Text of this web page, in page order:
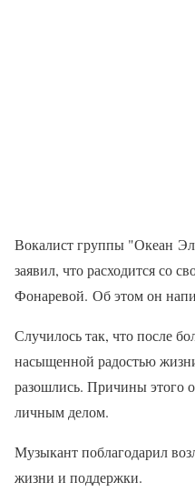
Вокалист группы "Океан
заявил, что расходится со
Фонаревой. Об этом он
Случилось так, что после
насыщенной радостью
разошлись. Причины этого
личным делом.
Музыкант поблагодарил
жизни и поддержки.